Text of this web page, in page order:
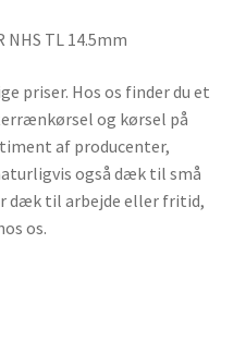
NHS TL 14.5mm
priser. Hos os finder du et
og kørsel på
af producenter,
også dæk til små
dæk til arbejde eller fritid,
os.